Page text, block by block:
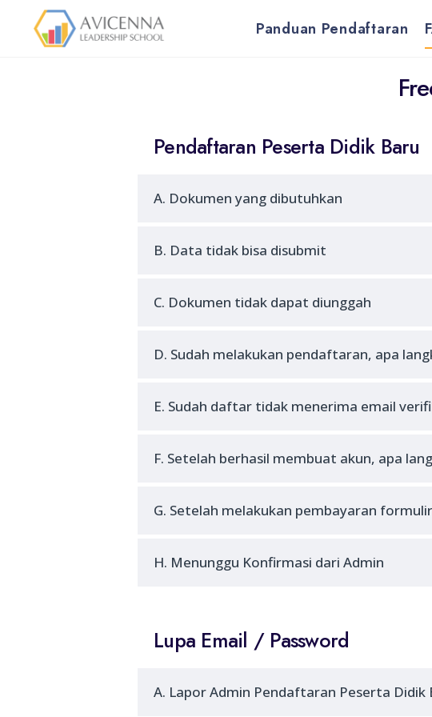
Panduan Pendaftaran
Pendaftaran Peserta Didik Baru
A. Dokumen yang dibutuhkan
B. Data tidak bisa disubmit
C. Dokumen tidak dapat diunggah
D. Sudah melakukan pendaftaran, apa
E. Sudah daftar tidak menerima email
F. Setelah berhasil membuat akun, apa
G. Setelah melakukan pembayaran
H. Menunggu Konfirmasi dari Admin
Lupa Email / Password
A. Lapor Admin Pendaftaran Peserta Didik